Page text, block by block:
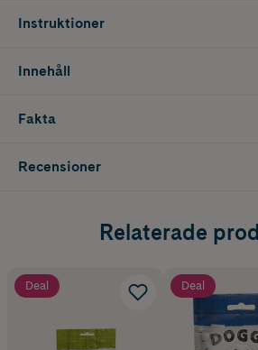
Instruktioner
Innehåll
Fakta
Recensioner
Relaterade
Deal Deal